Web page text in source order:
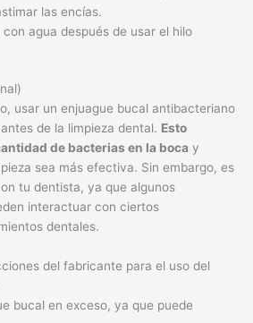
de la limpieza dental.
de bacterias en la bocay
sea más efectiva. Sin embargo, es
interactuar con ciertos
dentales.
del fabricante para el uso del
bucal en exceso, ya que puede
bucales que no contengan alcohol.
Medicamentos
dentista sobre cualquier
tomando, incluyendo antibióticos,